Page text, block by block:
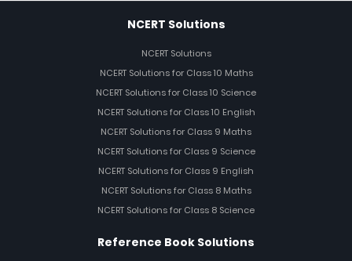
NCERT Solutions
NCERT Solutions
NCERT Solutions for Class 10 Maths
NCERT Solutions for Class 10 Science
NCERT Solutions for Class 10 English
NCERT Solutions for Class 9 Maths
NCERT Solutions for Class 9 Science
NCERT Solutions for Class 9 English
NCERT Solutions for Class 8 Maths
NCERT Solutions for Class 8 Science
Reference Book Solutions